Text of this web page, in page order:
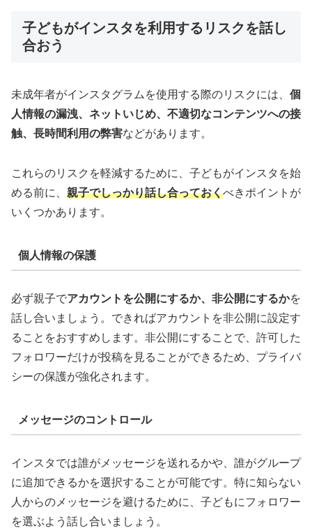
子どもがインスタを利用するリスクを話し
合おう
未成年者がインスタグラムを使用する際のリスクには、 個
人情報の漏洩、ネットいじめ、不適切なコンテンツへの接
触、長時間利用の弊害などがあります。
これらのリスクを軽減するために、子どもがインスタを始
める前に、 親子でしっかり話し合っておくべきポイントが
いくつかあります。
個人情報の保護
必ず親子でアカウントを公開にするか、非公開にするかを
話し合いましょう。できればアカウントを非公開に設定す
ることをおすすめします。非公開にすることで、許可した
フォロワーだけが投稿を見ることができるため、プライバ
シーの保護が強化されます。
メッセージのコントロール
インスタでは誰がメッセージを送れるかや、誰がグループ
に追加できるかを選択することが可能です。特に知らない
人からのメッセージを避けるために、子どもにフォロワー
を選ぶよう話し合いましょう。